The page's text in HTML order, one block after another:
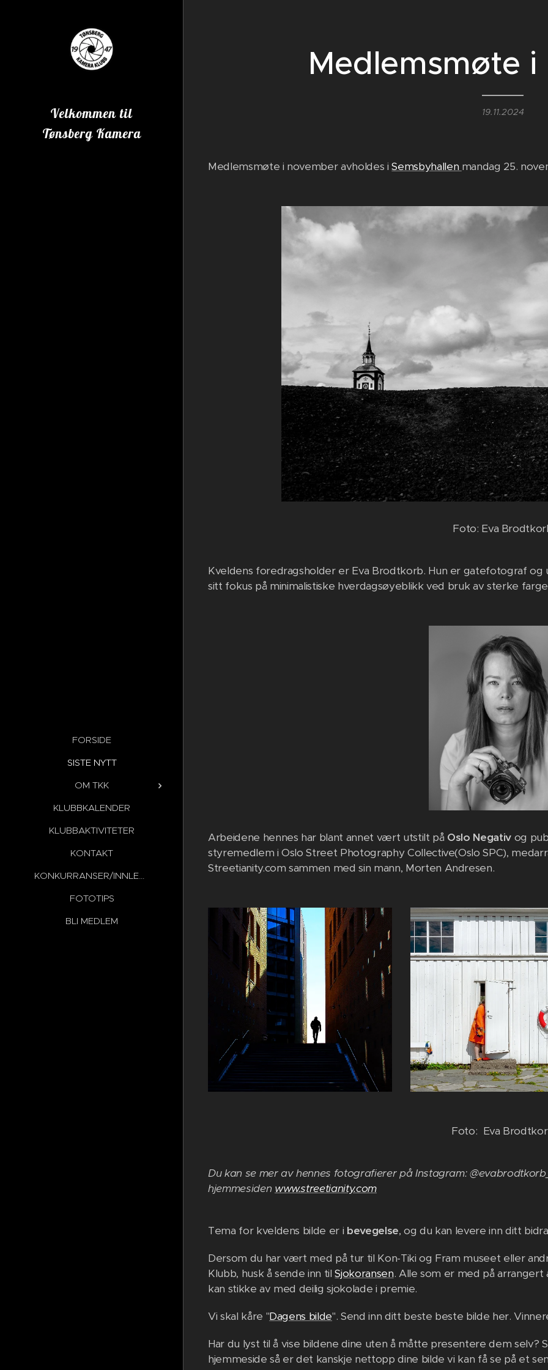
Velkommen til
Tønsberg Kamera
FORSIDE
SISTE NYTT
OM TKK
KLUBBKALENDER
KLUBBAKTIVITETER
KONTAKT
FOTOTIPS
BLI MEDLEM
Medlemsmøte
19.11.2024
Medlemsmøte i november avholdes iSemsbyhallen mandag 25.
Foto: Eva
Kveldens foredragsholder er Eva Brodtkorb. Hun er gatefotograf
sitt fokus på minimalistiske hverdagsøyeblikk ved bruk av sterke
Arbeidene hennes har blant annet vært utstilt på Oslo Negativ og
styremedlem i Oslo Street Photography Collective(Oslo SPC),
Streetianity.com sammen med sin mann, Morten Andresen.
Foto: Eva
Du kan se mer av hennes fotografierer på Instagram:
hjemmesiden www.streetianity.com
Tema for kveldens bilde er i bevegelse, og du kan levere inn ditt
Dersom du har vært med på tur til Kon-Tiki og Fram museet eller
Klubb, husk å sende inn tilSjokoransen. Alle som er med på
kan stikke av med deilig sjokolade i premie.
Vi skal kåre "Dagens bilde". Send inn ditt beste beste bilde her.
Har du lyst til å vise bildene dine uten å måtte presentere dem selv?
hjemmeside så er det kanskje nettopp dine bilde vi kan få se på et